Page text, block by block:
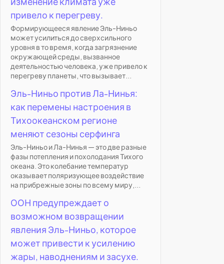
привело к перегреву.
Формирующееся явление Эль-Ниньо
может усилиться до сверхсильного
уровня в то время, когда загрязнение
окружающей среды, вызванное
деятельностью человека, уже привело к
перегреву планеты, что вызывает...
Эль-Ниньо против Ла-Нинья:
как перемены настроения в
Тихоокеанском регионе
меняют сезоны серфинга
Эль-Ниньо и Ла-Нинья — это две разные
фазы потепления и похолодания Тихого
океана. Это колебание температур
оказывает поляризующее воздействие
на прибрежные зоны по всему миру,...
ООН предупреждает о
возможном возвращении
явления Эль-Ниньо, которое
может привести к усилению
жары, наводнениям и засухе.